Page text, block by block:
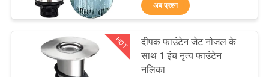
गुणवत्ता
नियंत्रण
अब प्रश्न
HOT
दीपक फाउंटेन जेट नोजल के
साथ 1 इंच नृत्य फाउंटेन
नलिका